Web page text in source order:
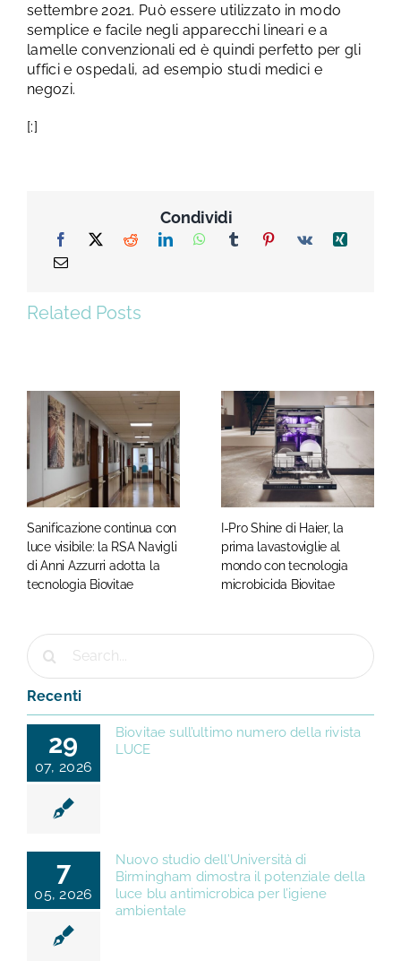
settembre 2021. Può essere utilizzato in modo
semplice e facile negli apparecchi lineari e a
lamelle convenzionali ed è quindi perfetto per gli
uffici e ospedali, ad esempio studi medici e
negozi.
[:]
Condividi
Related Posts
Sanificazione continua con
luce visibile: la RSA Navigli
di Anni Azzurri adotta la
tecnologia Biovitae
I-Pro Shine di Haier, la
prima lavastoviglie al
mondo con tecnologia
microbicida Biovitae
Cerca
per:
Recenti
29
07, 2026
Biovitae sull’ultimo numero della rivista
LUCE
7
05, 2026
Nuovo studio dell’Università di
Birmingham dimostra il potenziale della
luce blu antimicrobica per l’igiene
ambientale